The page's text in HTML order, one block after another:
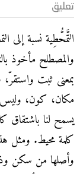
تعليق
التَّمحُّطِية نسبة إلى
والمصطلح مأخوذ
بمعنى ثبت
مكان، كون،
يسمح لنا
كلمة محيط. ومثل
وأصلها من سكن